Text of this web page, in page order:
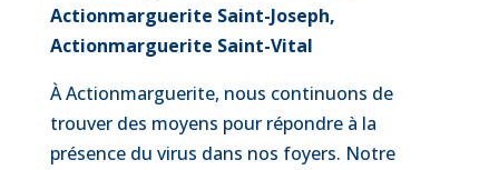
Actionmarguerite Saint-Joseph,
Actionmarguerite Saint-Vital
À Actionmarguerite, nous continuons de
trouver des moyens pour répondre à la
présence du virus dans nos foyers. Notre